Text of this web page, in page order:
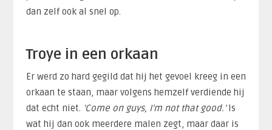
dan zelf ook al snel op.
Troye in een orkaan
Er werd zo hard gegild dat hij het gevoel kreeg in een
orkaan te staan, maar volgens hemzelf verdiende hij
dat echt niet. ‘Come on guys, I’m not that good.’ Is
wat hij dan ook meerdere malen zegt, maar daar is